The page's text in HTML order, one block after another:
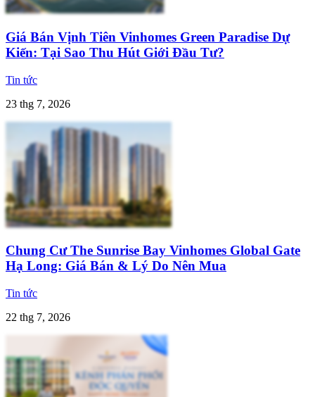
Giá Bán Vịnh Tiên Vinhomes Green Paradise Dự
Kiến: Tại Sao Thu Hút Giới Đầu Tư?
Tin tức
23 thg 7, 2026
Chung Cư The Sunrise Bay Vinhomes Global Gate
Hạ Long: Giá Bán & Lý Do Nên Mua
Tin tức
22 thg 7, 2026